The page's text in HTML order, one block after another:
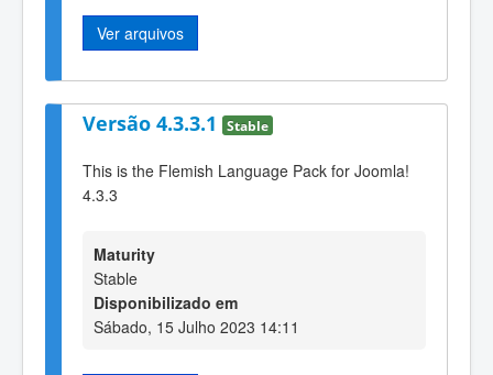
Ver arquivos
Versão 4.3.3.1 Stable
This is the Flemish Language Pack for Joomla!
4.3.3
Maturity
Stable
Disponibilizado em
Sábado, 15 Julho 2023 14:11